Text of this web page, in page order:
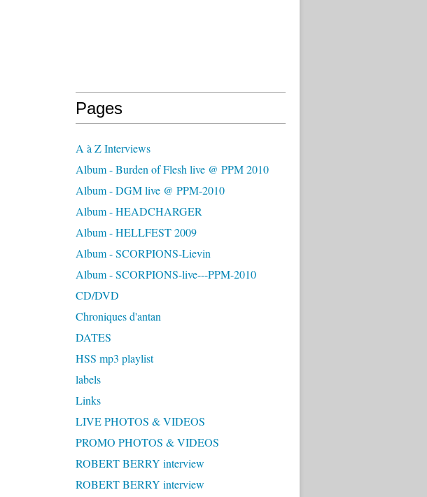
Pages
A à Z Interviews
Album - Burden of Flesh live @ PPM 2010
Album - DGM live @ PPM-2010
Album - HEADCHARGER
Album - HELLFEST 2009
Album - SCORPIONS-Lievin
Album - SCORPIONS-live---PPM-2010
CD/DVD
Chroniques d'antan
DATES
HSS mp3 playlist
labels
Links
LIVE PHOTOS & VIDEOS
PROMO PHOTOS & VIDEOS
ROBERT BERRY interview
ROBERT BERRY interview